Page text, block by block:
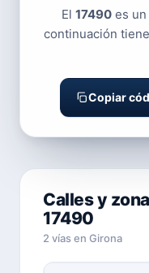
El 17490 es
continuación
Copiar
Calles y
17490
2 vías en Girona